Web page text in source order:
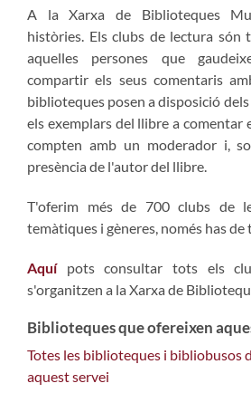
A la Xarxa de Biblioteques
històries. Els clubs de lectura són
aquelles persones que
compartir els seus comentaris
biblioteques posen a disposició
els exemplars del llibre a comentar
compten amb un moderador i,
presència de l'autor del llibre.
T'oferim més de 700 clubs de
temàtiques i gèneres, només has
Aquípots consultar tots els
s'organitzen a la Xarxa de
Biblioteques que ofereixen
Totes les biblioteques i bibliobusos
aquest servei